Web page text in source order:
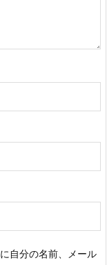
自分の名前、メール